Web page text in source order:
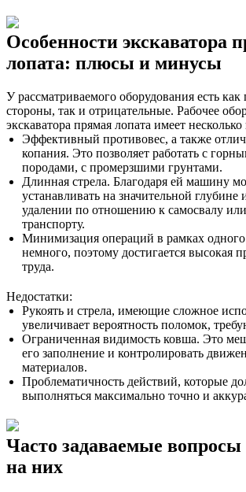
Особенности экскаватора
лопата: плюсы и минусы
У рассматриваемого оборудования есть
стороны, так и отрицательные. Рабочее
экскаватора прямая лопата имеет
Эффективный противовес, а также
копания. Это позволяет работать с
породами, с промерзшими грунтами.
Длинная стрела. Благодаря ей машину
устанавливать на значительной
удалении по отношению к самосвалу
транспорту.
Минимизация операций в рамках
немного, поэтому достигается высокая
труда.
Недостатки:
Рукоять и стрела, имеющие сложное
увеличивает вероятность поломок,
Ограниченная видимость ковша. Это
его заполнение и контролировать
материалов.
Проблематичность действий, которые
выполняться максимально точно и
Часто задаваемые
на них